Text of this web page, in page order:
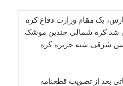
یک مقام وزارت دفاع کره
شد کره شمالی چندین موشک
شرقی شبه جزیره کره
بعد از تصویب قطعنامه